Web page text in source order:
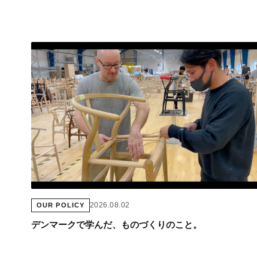
OUR POLICY 2026.08.02
デンマークで学んだ、ものづくりのこと。